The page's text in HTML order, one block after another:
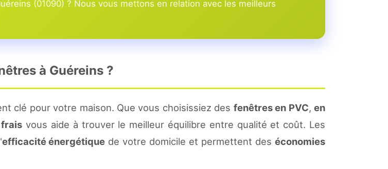
(01090) ? Nous vous mettons en relation avec les meilleurs
à Guéreins ?
clé pour votre maison. Que vous choisissiez des fenêtres en PVC,en
vous aide à trouver le meilleur équilibre entre qualité et coût. Les
efficacité énergétique de votre domicile et permettent deséconomies